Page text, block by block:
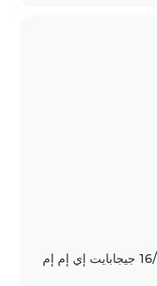
RK3568/1.0 تيرابايت/4 جيجابايت رام/16 جيجابايت إي إم إم